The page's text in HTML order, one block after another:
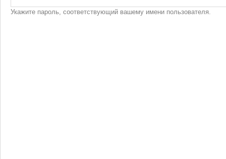
Укажите пароль, соответствующий вашему имени пользователя.